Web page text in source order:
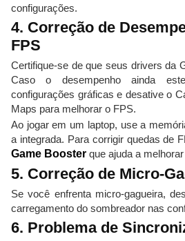
configurações.
4. Correção de
FPS
Certifique-se de que seus drivers da
Caso o desempenho ainda
configurações gráficas e desative o
Maps para melhorar o FPS.
Ao jogar em um laptop, use a
a integrada. Para corrigir quedas de
Game Booster que ajuda a
5. Correção de Micro-
Se você enfrenta micro-gagueira,
carregamento do sombreador nas
6. Problema de